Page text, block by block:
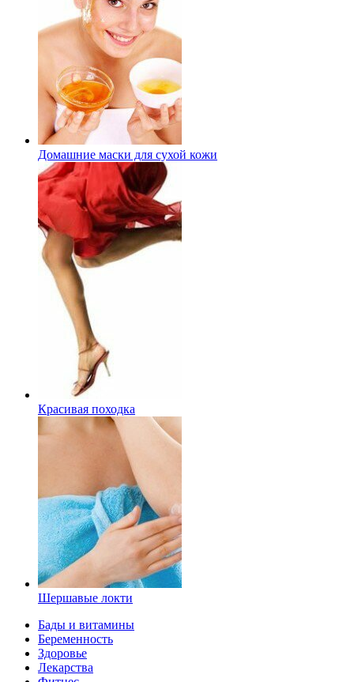
Домашние маски для сухой кожи
Красивая походка
Шершавые локти
Бады и витамины
Беременность
Здоровье
Лекарства